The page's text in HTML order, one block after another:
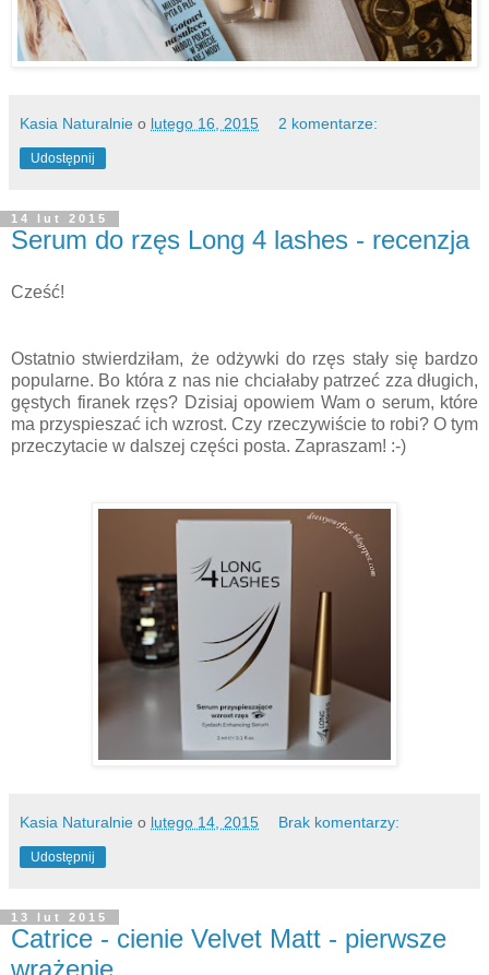
Kasia Naturalnie o lutego 16, 2015 2 komentarze:
Udostępnij
14 lut 2015
Serum do rzęs Long 4 lashes - recenzja
Cześć!
Ostatnio stwierdziłam, że odżywki do rzęs stały się bardzo
popularne. Bo która z nas nie chciałaby patrzeć zza długich,
gęstych firanek rzęs? Dzisiaj opowiem Wam o serum, które
ma przyspieszać ich wzrost. Czy rzeczywiście to robi? O tym
przeczytacie w dalszej części posta. Zapraszam! :-)
Kasia Naturalnie o lutego 14, 2015 Brak komentarzy:
Udostępnij
13 lut 2015
Catrice - cienie Velvet Matt - pierwsze